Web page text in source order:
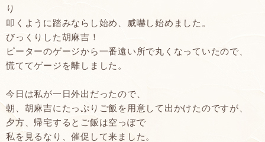
り
叩くように踏みならし始め、威嚇し始めました。
びっくりした胡麻吉！
ピーターのゲージから一番遠い所で丸くなっていたので、
慌ててゲージを離しました。
今日は私が一日外出だったので、
朝、胡麻吉にたっぷりご飯を用意して出かけたのですが、
夕方、帰宅するとご飯は空っぽで
私を見るなり、催促して来ました。